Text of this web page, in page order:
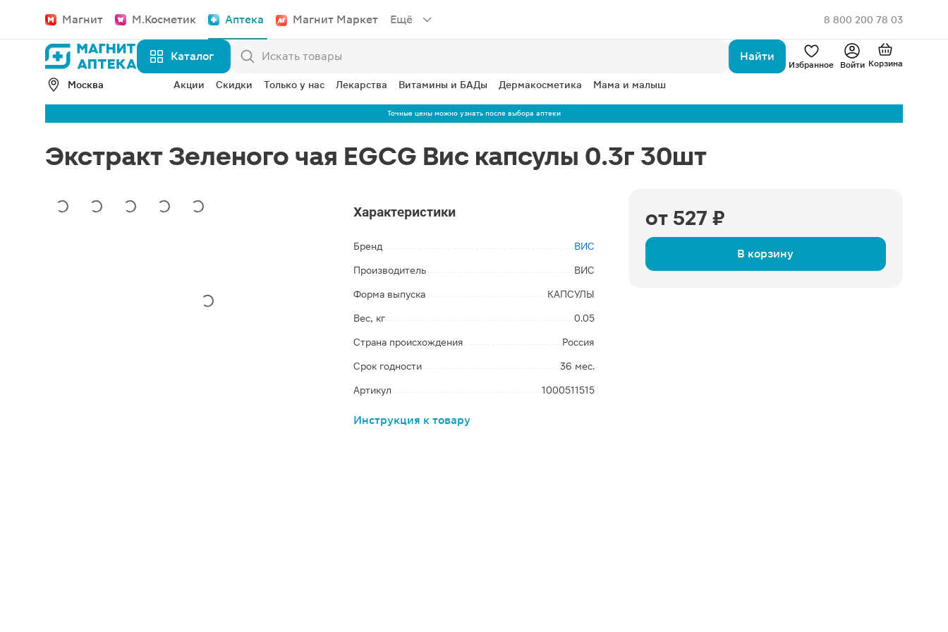
Магнит М.Косметик Аптека Магнит Маркет Ещё 8 800 200 78 03
Каталог Найти
Избранное Войти Корзина
Москва Акции Скидки Только у нас Лекарства Витамины и БАДы Дермакосметика Мама и малыш
Точные цены можно узнать после выбора аптеки
Экстракт Зеленого чая EGCG Вис капсулы 0.3г 30шт
от 527 ₽
В корзину
Характеристики
Бренд ВИС
Производитель ВИС
Форма выпуска КАПСУЛЫ
Вес, кг 0.05
Страна происхождения Россия
Срок годности 36 мес.
Артикул 1000511515
Инструкция к товару